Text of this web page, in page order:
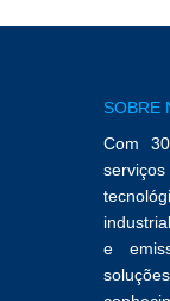
SOBRE
Com
e